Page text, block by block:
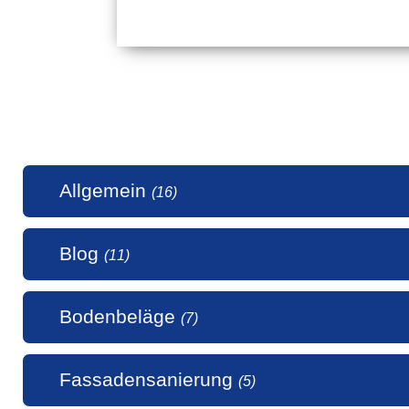
Allgemein (16)
50
Blog (11)
Alte
Bodenbeläge (7)
Fassadensanierung (5)